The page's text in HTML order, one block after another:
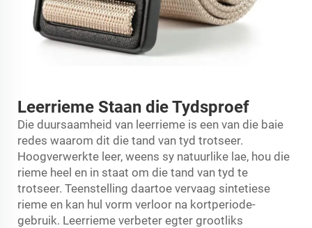
Leerrieme Staan die Tydsproef
Die duursaamheid van leerrieme is een van die baie
redes waarom dit die tand van tyd trotseer.
Hoogverwerkte leer, weens sy natuurlike lae, hou die
rieme heel en in staat om die tand van tyd te
trotseer. Teenstelling daartoe vervaag sintetiese
rieme en kan hul vorm verloor na kortperiode-
gebruik. Leerrieme verbeter egter grootliks